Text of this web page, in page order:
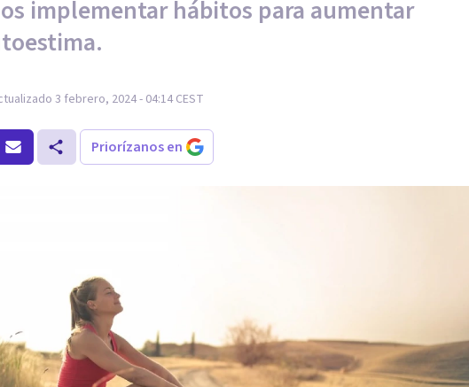
implementar hábitos para aumentar
3 febrero, 2024 - 04:14 CEST
Priorízanos en